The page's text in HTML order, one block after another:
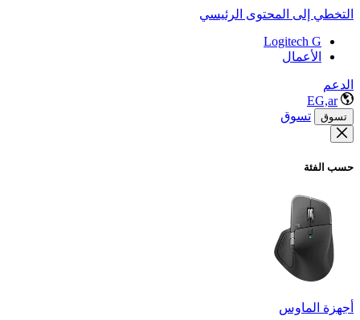
التخطي إلى المحتوى الرئيسي
Logitech G
الأعمال
الدعم
EG,ar
تسوق تسوق
حسب الفئة
أجهزة الماوس